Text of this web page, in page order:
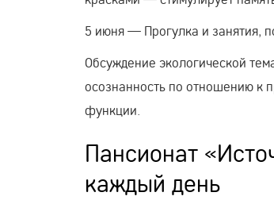
5 июня — Прогулка и занятия,
Обсуждение экологической
осознанность по отношению к
функции.
Пансионат
каждый день